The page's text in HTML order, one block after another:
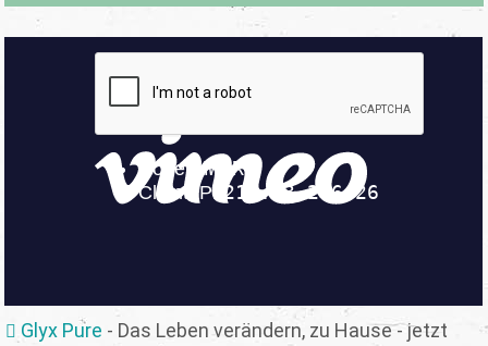
Glyx Pure - Das Leben verändern, zu Hause - jetzt